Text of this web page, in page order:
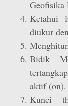
Geofisika
Ketahui
diukur
Bidik
aktif (on).
Kunci